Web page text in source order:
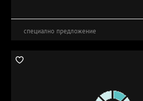
специално предложение